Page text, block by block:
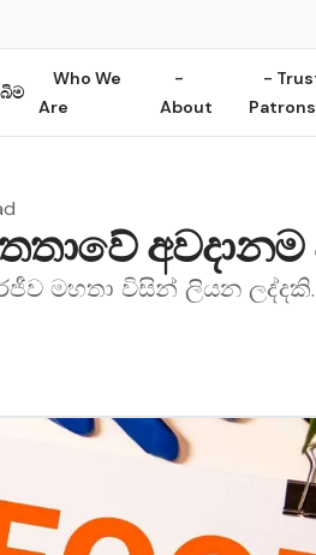
Who We
Are
-
About
-
Patrons
මහතා විසින් ලියන ලද්දකි.